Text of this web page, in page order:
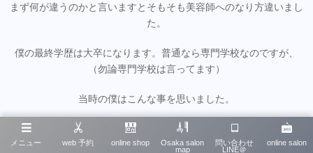
まず何が違うのかと言いますとそもそも美容師へのなり方違いまし
た。
僕の最終学歴は大卒になります。普通なら専門学校なのですが、
（勿論専門学校は言ってます）
当時の僕はこんな事を思いました。
【１０代の頃に考えている夢で一生食える程人生は甘くない】
当時１０代の僕には美容師で生きていきたいと思っても一生の仕事
メニュー web 予約 online shop
Osaka salon
map
問い合わせ
LINE＠
online salon